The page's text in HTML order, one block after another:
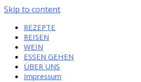
Skip to content
REZEPTE
REISEN
WEIN
ESSEN GEHEN
ÜBER UNS
Impressum